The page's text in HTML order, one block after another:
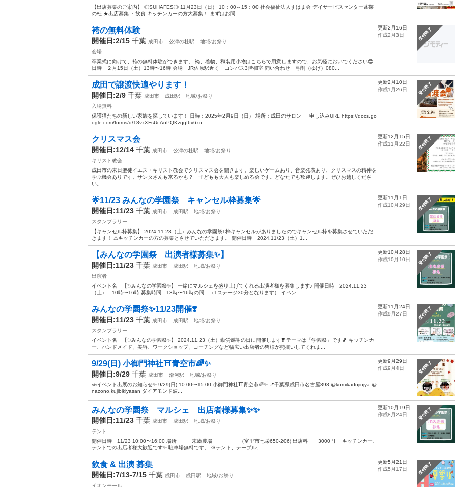
【出店募集のご案内】 ◎SUHAFES◎ 11月23日（日） 10：00～15：00 社会福祉法人すはま会 デイサービスセンター蓬莱
の杜 ★出店募集 ・飲食 キッチンカーの方大募集！ まずはお問...
受付終了
袴の無料体験
開催日:2/15 千葉 成田市 公津の杜駅
地域/お祭り
会場
卒業式に向けて、袴の無料体験ができます。 袴、着物、和装用小物はこちらで用意しますので、お気軽においでください😊
日時 ２月15日（土）13時〜16時 会場 JR佐原駅近く コンパス3階和室 問い合わせ 弓削（ゆげ）080...
更新2月16日
作成2月3日
受付終了
成田で譲渡快適やります！
開催日:2/9 千葉 成田市 成田駅
地域/お祭り
入場無料
保護猫たちの新しい家族を探しています！ 日時：2025年2月9日（日） 場所：成田のサロン 申し込みURL https://docs.go
ogle.com/forms/d/18vxXFsUcAoPQKzqgI6v6xn...
更新2月10日
作成1月26日
受付終了
クリスマス会
開催日:12/14 千葉 成田市 公津の杜駅
地域/お祭り
キリスト教会
成田市の末日聖徒イエス・キリスト教会でクリスマス会を開きます。楽しいゲームあり、音楽発表あり、クリスマスの精神を
学ぶ機会ありです。サンタさんも来るかも？ 子どもも大人も楽しめる会です。どなたでも歓迎します。ぜひお越しくださ
い。
更新12月15日
作成11月22日
受付終了
🌟11/23 みんなの学園祭 キャンセル枠募集🌟
開催日:11/23 千葉 成田市 成田駅
地域/お祭り
スタンプラリー
【キャンセル枠募集】 2024.11.23（土）みんなの学園祭1枠キャンセルがありましたのでキャンセル枠を募集させていただ
きます！ ⚠︎キッチンカーの方の募集とさせていただきます。 開催日時 2024.11/23（土）1...
更新11月1日
作成10月29日
受付終了
【みんなの学園祭 出演者様募集✨】
開催日:11/23 千葉 成田市 成田駅
地域/お祭り
出演者
イベント名 【✨みんなの学園祭✨】 一緒にマルシェを盛り上げてくれる出演者様を募集します♪ 開催日時 2024.11.23
（土） 10時〜16時 募集時間 13時〜16時の間 （1ステージ30分となります） イベン...
更新10月28日
作成10月10日
受付終了
みんなの学園祭✨11/23開催❣️
開催日:11/23 千葉 成田市 成田駅
地域/お祭り
スタンプラリー
イベント名 【✨みんなの学園祭✨】 2024.11.23（土）勤労感謝の日に開催します❣️ テーマは「学園祭」です🎵 キッチンカ
ー、ハンドメイド、美容、ワークショップ、コーチングなど幅広い出店者の皆様が勢揃いしてくれま...
更新11月24日
作成9月27日
受付終了
9/29(日) 小御門神社⛩青空市🌈✨
開催日:9/29 千葉 成田市 滑河駅
地域/お祭り
📣イベント出展のお知らせ✨ 9/29(日) 10:00〜15:00 小御門神社⛩青空市🌈✨ 📍千葉県成田市名古屋898 @komikadojinjya @
nazono.kujibikiyasan ダイアモンド波...
更新9月29日
作成9月4日
受付終了
みんなの学園祭 マルシェ 出店者様募集✨✨
開催日:11/23 千葉 成田市 成田駅
地域/お祭り
テント
開催日時 11/23 10:00〜16:00 場所 末廣農場 （富里市七栄650-206) 出店料 3000円 キッチンカー、
テントでの出店者様大歓迎です✨ 駐車場無料です。 ※テント、テーブル、...
更新10月19日
作成8月24日
受付終了
飲食 & 出演 募集
開催日:7/13-7/15 千葉 成田市 成田駅
地域/お祭り
イオンモール
更新5月21日
作成5月17日